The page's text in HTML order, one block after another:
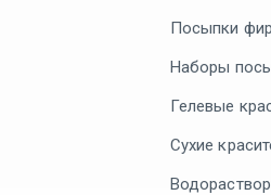
Посыпки
Наборы
Гелевые
Сухие